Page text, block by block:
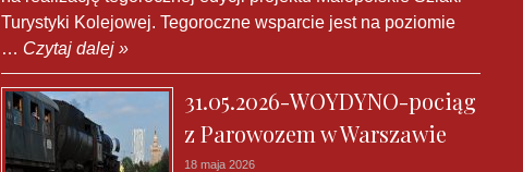
Turystyki Kolejowej. Tegoroczne wsparcie jest na poziomie
… Czytaj dalej »
31.05.2026-WOYDYNO-pociąg
z Parowozem w Warszawie
18 maja 2026